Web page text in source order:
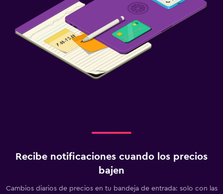
Recibe notificaciones cuando los precios
bajen
Cambios diarios de precios en tu bandeja de entrada: solo con las